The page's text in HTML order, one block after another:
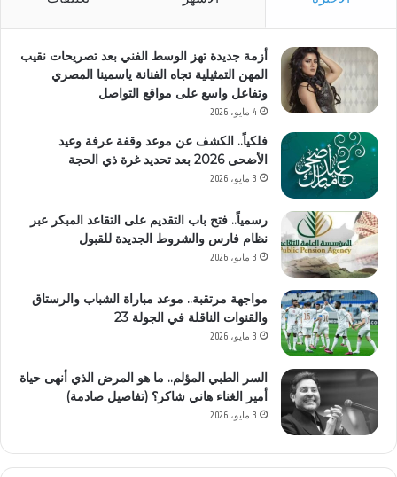
أزمة جديدة تهز الوسط الفني بعد تصريحات نقيب
المهن التمثيلية تجاه الفنانة ياسمينا المصري
وتفاعل واسع على مواقع التواصل
4 مايو، 2026
فلكياً.. الكشف عن موعد وقفة عرفة وعيد
الأضحى 2026 بعد تحديد غرة ذي الحجة
3 مايو، 2026
رسمياً.. فتح باب التقديم على التقاعد المبكر عبر
نظام فارس والشروط الجديدة للقبول
3 مايو، 2026
مواجهة مرتقبة.. موعد مباراة الشباب والرستاق
والقنوات الناقلة في الجولة 23
3 مايو، 2026
السر الطبي المؤلم.. ما هو المرض الذي أنهى حياة
أمير الغناء هاني شاكر؟ (تفاصيل صادمة)
3 مايو، 2026